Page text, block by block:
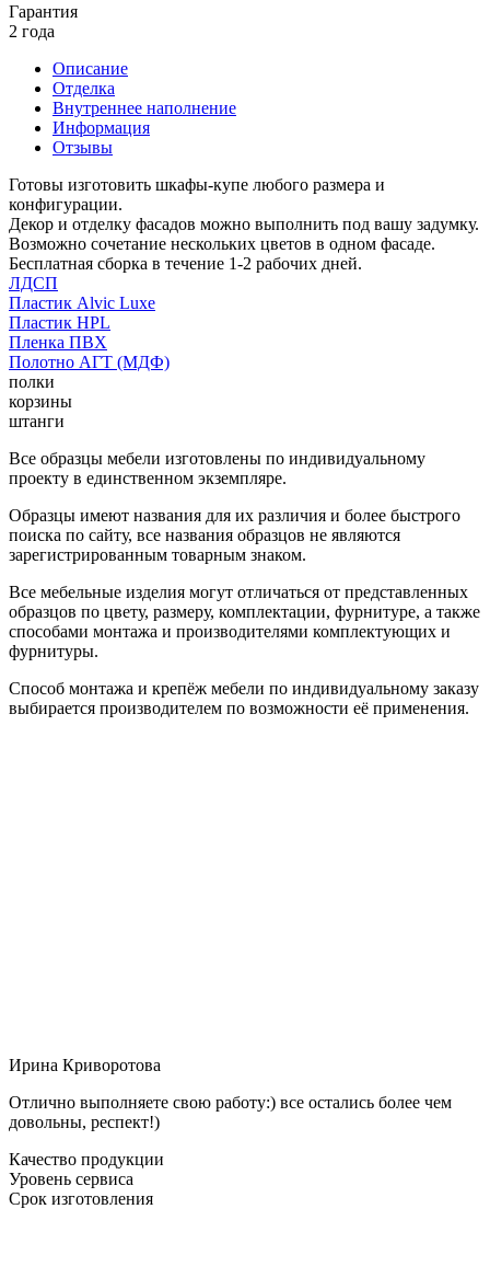
Гарантия
2 года
Описание
Отделка
Внутреннее наполнение
Информация
Отзывы
Готовы изготовить шкафы-купе любого размера и
конфигурации.
Декор и отделку фасадов можно выполнить под вашу задумку.
Возможно сочетание нескольких цветов в одном фасаде.
Бесплатная сборка в течение 1-2 рабочих дней.
ЛДСП
Пластик Alvic Luxe
Пластик HPL
Пленка ПВХ
Полотно АГТ (МДФ)
полки
корзины
штанги
Все образцы мебели изготовлены по индивидуальному
проекту в единственном экземпляре.
Образцы имеют названия для их различия и более быстрого
поиска по сайту, все названия образцов не являются
зарегистрированным товарным знаком.
Все мебельные изделия могут отличаться от представленных
образцов по цвету, размеру, комплектации, фурнитуре, а также
способами монтажа и производителями комплектующих и
фурнитуры.
Способ монтажа и крепёж мебели по индивидуальному заказу
выбирается производителем по возможности её применения.
Ирина Криворотова
Отлично выполняете свою работу:) все остались более чем
довольны, респект!)
Качество продукции
Уровень сервиса
Срок изготовления